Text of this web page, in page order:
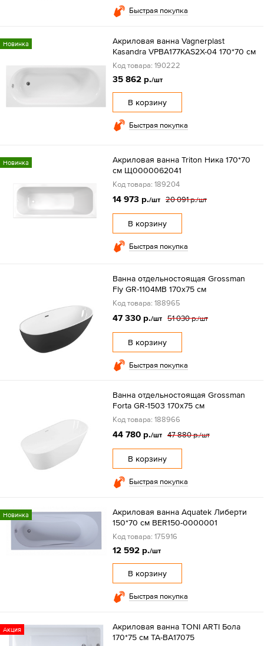
Быстрая покупка
Новинка
Акриловая ванна Vagnerplast
Kasandra VPBA177KAS2X-04 170*70 см
Код товара: 190222
35 862 р./шт
В корзину
Быстрая покупка
Новинка
Акриловая ванна Triton Ника 170*70
см Щ0000062041
Код товара: 189204
14 973 р./шт 20 091 р./шт
В корзину
Быстрая покупка
Ванна отдельностоящая Grossman
Fly GR-1104MB 170х75 см
Код товара: 188965
47 330 р./шт 51 030 р./шт
В корзину
Быстрая покупка
Ванна отдельностоящая Grossman
Forta GR-1503 170х75 см
Код товара: 188966
44 780 р./шт 47 880 р./шт
В корзину
Быстрая покупка
Новинка
Акриловая ванна Aquatek Либерти
150*70 см BER150-0000001
Код товара: 175916
12 592 р./шт
В корзину
Быстрая покупка
Акция
Акриловая ванна TONI ARTI Бола
170*75 см TA-BA17075